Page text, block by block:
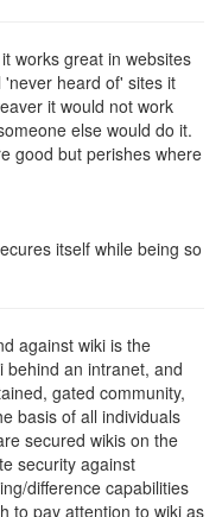
works great in websites
heard of' sites it
it would not work
else would do it.
good but perishes where
itself while being so
against wiki is the
behind an intranet, and
gated community,
basis of all individuals
secured wikis on the
security against
difference capabilities
to pay attention to wiki as